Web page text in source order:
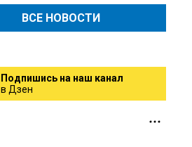
ВСЕ НОВОСТИ
Подпишись на наш канал
в Дзен